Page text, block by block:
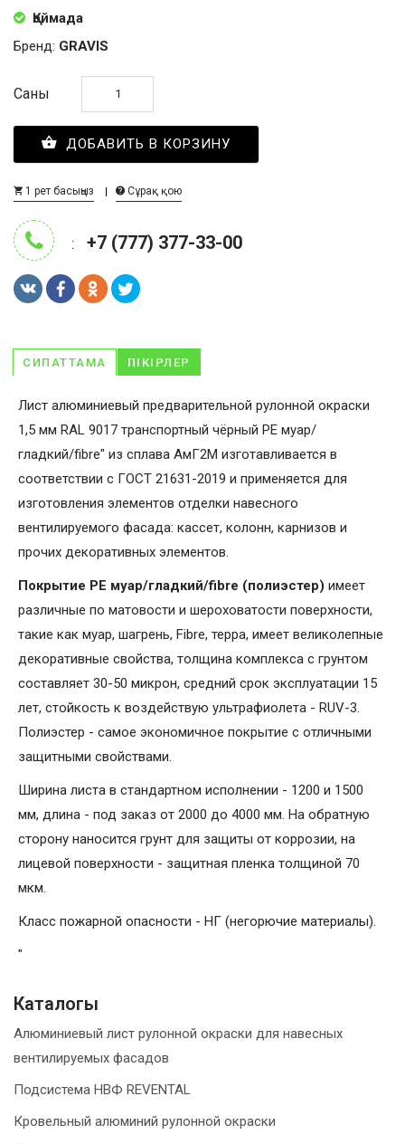
Қоймада
Бренд: GRAVIS
Саны
ДОБАВИТЬ В КОРЗИНУ
1 рет басыңыз Сұрақ қою
: +7 (777) 377-33-00
СИПАТТАМА ПІКІРЛЕР
Лист алюминиевый предварительной рулонной окраски
1,5 мм RAL 9017 транспортный чёрный PE муар/
гладкий/fibre" из сплава АмГ2М изготавливается в
соответствии с ГОСТ 21631-2019 и применяется для
изготовления элементов отделки навесного
вентилируемого фасада: кассет, колонн, карнизов и
прочих декоративных элементов.
Покрытие PE муар/гладкий/fibre (полиэстер) имеет
различные по матовости и шероховатости поверхности,
такие как муар, шагрень, Fibrе, терра, имеет великолепные
декоративные свойства, толщина комплекса с грунтом
составляет 30-50 микрон, средний срок эксплуатации 15
лет, стойкость к воздействую ультрафиолета - RUV-3.
Полиэстер - самое экономичное покрытие с отличными
защитными свойствами.
Ширина листа в стандартном исполнении - 1200 и 1500
мм, длина - под заказ от 2000 до 4000 мм. На обратную
сторону наносится грунт для защиты от коррозии, на
лицевой поверхности - защитная пленка толщиной 70
мкм.
Класс пожарной опасности - НГ (негорючие материалы).
"
Каталогы
Алюминиевый лист рулонной окраски для навесных
вентилируемых фасадов
Подсистема НВФ REVENTAL
Кровельный алюминий рулонной окраски